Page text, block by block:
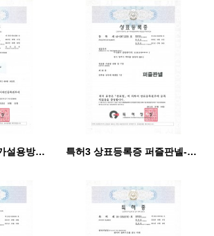
특허2 디자인 평면가설용방음판재.pdf_page_1 특허3 상표등록증 퍼즐판넬-a.pdf_page_1